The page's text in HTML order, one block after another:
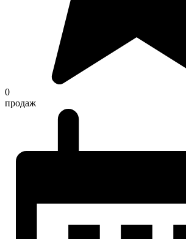
0
продаж